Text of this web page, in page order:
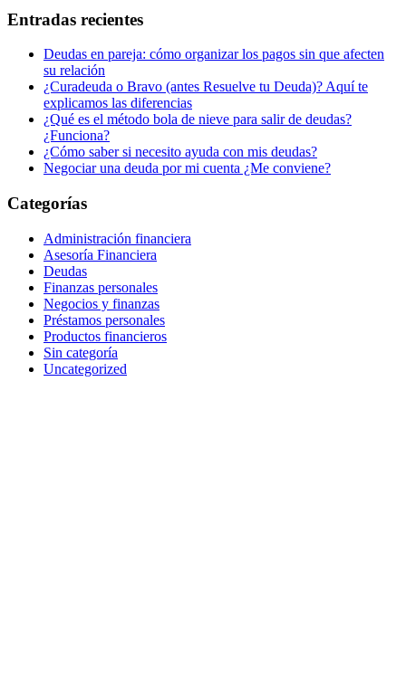
Entradas recientes
Deudas en pareja: cómo organizar los pagos sin que afecten
su relación
¿Curadeuda o Bravo (antes Resuelve tu Deuda)? Aquí te
explicamos las diferencias
¿Qué es el método bola de nieve para salir de deudas?
¿Funciona?
¿Cómo saber si necesito ayuda con mis deudas?
Negociar una deuda por mi cuenta ¿Me conviene?
Categorías
Administración financiera
Asesoría Financiera
Deudas
Finanzas personales
Negocios y finanzas
Préstamos personales
Productos financieros
Sin categoría
Uncategorized